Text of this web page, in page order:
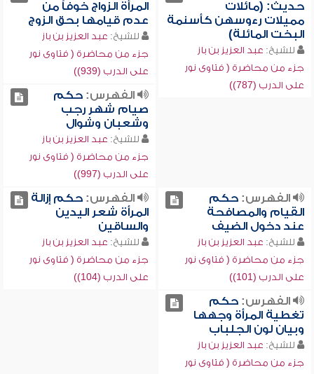
حديث: (مائلات
مميلات رءوسهن كأسنمة
البخت المائلة)
للشيخ: عبد العزيز بن باز
جزء من محاضرة ( فتاوى نور
على الدرب (787))
المرأة الزواج خوفاً من
عدم قيامها بحق الزوج
للشيخ: عبد العزيز بن باز
جزء من محاضرة ( فتاوى نور
على الدرب (939))
الفهرس:حكم
صيام شهر رجب
وشعبان وشوال
للشيخ: عبد العزيز بن باز
جزء من محاضرة ( فتاوى نور
على الدرب (997))
الفهرس:حكم
القيام والمصافحة
عند دخول الضيف
للشيخ: عبد العزيز بن باز
جزء من محاضرة ( فتاوى نور
على الدرب (101))
الفهرس:حكم إزالة
المرأة شعر اليدين
والساقين
للشيخ: عبد العزيز بن باز
جزء من محاضرة ( فتاوى نور
على الدرب (104))
الفهرس:حكم
تغطية المرأة وجهها
وبيان لون الجلباب
للشيخ: عبد العزيز بن باز
جزء من محاضرة ( فتاوى نور